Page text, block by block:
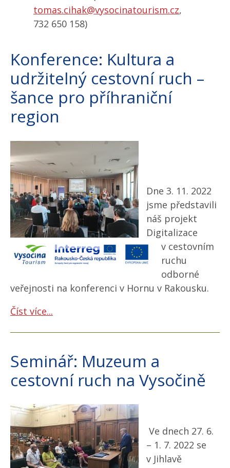
tomas.cihak@vysocinatourism.cz,
732 650 158)
Konference: Kultura a
udržitelný cestovní ruch –
šance pro příhraniční
region
Dne 3. 11. 2022
jsme představili
náš projekt
Digitalizace
v cestovním
ruchu
odborné
veřejnosti na konferenci v Hornu v Rakousku.
Číst více...
Seminář: Muzeum a
cestovní ruch na Vysočině
Ve dnech 27. 6.
– 1. 7. 2022 se
v Jihlavě